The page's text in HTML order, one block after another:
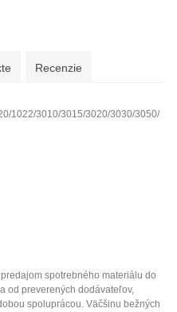
Recenzie
1022/3010/3015/3020/3030/3050/
spotrebného materiálu do
od preverených dodávateľov,
spoluprácou. Väčšinu bežných